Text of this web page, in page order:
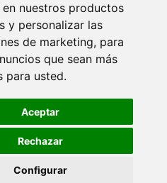
en nuestros productos
y personalizar las
de marketing, para
que sean más
para usted.
Aceptar
Rechazar
Configurar
somos
sustentável
sua lealdade
sua lealdade